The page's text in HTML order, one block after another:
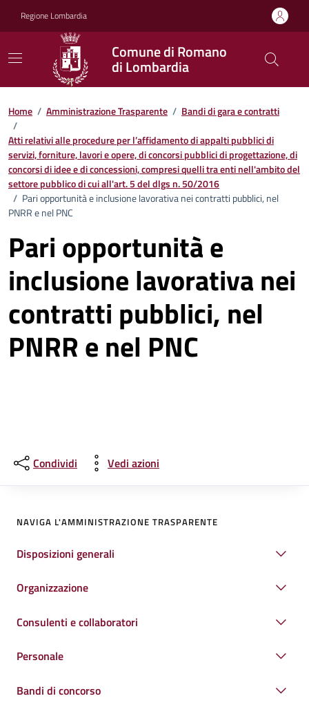
Regione Lombardia
Comune di Romano
di Lombardia
Home / Amministrazione Trasparente / Bandi di gara e contratti
/
Atti relativi alle procedure per l’affidamento di appalti pubblici di
servizi, forniture, lavori e opere, di concorsi pubblici di progettazione, di
concorsi di idee e di concessioni, compresi quelli tra enti nell'ambito del
settore pubblico di cui all'art. 5 del dlgs n. 50/2016
/ Pari opportunità e inclusione lavorativa nei contratti pubblici, nel
PNRR e nel PNC
Pari opportunità e
inclusione lavorativa nei
contratti pubblici, nel
PNRR e nel PNC
Condividi Vedi azioni
NAVIGA L'AMMINISTRAZIONE TRASPARENTE
Disposizioni generali
Organizzazione
Consulenti e collaboratori
Personale
Bandi di concorso